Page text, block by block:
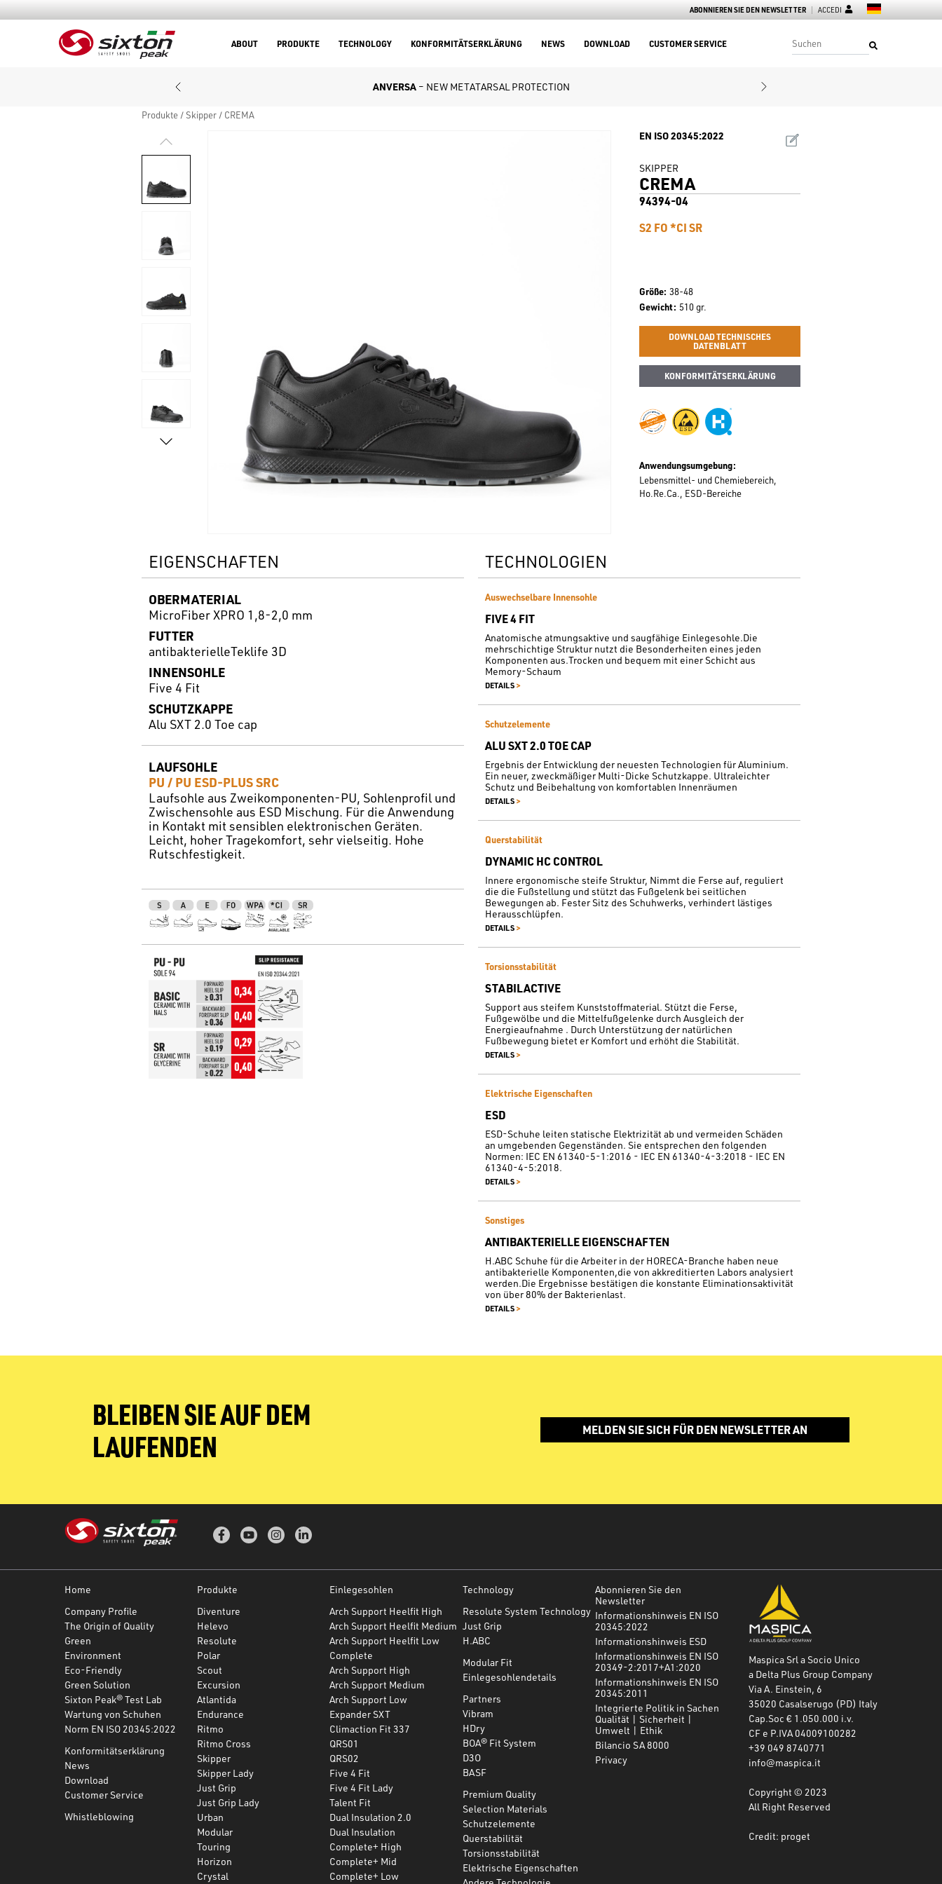
ABONNIEREN SIE DEN NEWSLETTER ACCEDI
ABOUT PRODUKTE TECHNOLOGY KONFORMITÄTSERKLÄRUNG NEWS DOWNLOAD CUSTOMER SERVICE
ANVERSA – NEW METATARSAL PROTECTION
Produkte Skipper CREMA
EN ISO 20345:2022
SKIPPER
CREMA
94394-04
S2 FO *CI SR
Größe 38-48
Gewicht 510 gr.
DOWNLOAD TECHNISCHES
DATENBLATT
KONFORMITÄTSERKLÄRUNG
Anwendungsumgebung
Lebensmittel- und Chemiebereich
Ho.Re.Ca. ESD-Bereiche
EIGENSCHAFTEN
OBERMATERIAL
MicroFiber XPRO 1,8-2,0 mm
FUTTER
antibakterielleTeklife 3D
INNENSOHLE
Five 4 Fit
SCHUTZKAPPE
Alu SXT 2.0 Toe cap
LAUFSOHLE
PU / PU ESD-PLUS SRC
Laufsohle aus Zweikomponenten-PU, Sohlenprofil und
Zwischensohle aus ESD Mischung. Für die Anwendung
in Kontakt mit sensiblen elektronischen Geräten.
Leicht, hoher Tragekomfort, sehr vielseitig. Hohe
Rutschfestigkeit.
TECHNOLOGIEN
Auswechselbare Innensohle
FIVE 4 FIT
Anatomische atmungsaktive und saugfähige Einlegesohle.Die
mehrschichtige Struktur nutzt die Besonderheiten eines jeden
Komponenten aus.Trocken und bequem mit einer Schicht aus
Memory-Schaum
DETAILS >
Schutzelemente
ALU SXT 2.0 TOE CAP
Ergebnis der Entwicklung der neuesten Technologien für Aluminium.
Ein neuer, zweckmäßiger Multi-Dicke Schutzkappe. Ultraleichter
Schutz und Beibehaltung von komfortablen Innenräumen
DETAILS >
Querstabilität
DYNAMIC HC CONTROL
Innere ergonomische steife Struktur, Nimmt die Ferse auf, reguliert
die die Fußstellung und stützt das Fußgelenk bei seitlichen
Bewegungen ab. Fester Sitz des Schuhwerks, verhindert lästiges
Herausschlüpfen.
DETAILS >
Torsionsstabilität
STABILACTIVE
Support aus steifem Kunststoffmaterial. Stützt die Ferse,
Fußgewölbe und die Mittelfußgelenke durch Ausgleich der
Energieaufnahme . Durch Unterstützung der natürlichen
Fußbewegung bietet er Komfort und erhöht die Stabilität.
DETAILS >
Elektrische Eigenschaften
ESD
ESD-Schuhe leiten statische Elektrizität ab und vermeiden Schäden
an umgebenden Gegenständen. Sie entsprechen den folgenden
Normen: IEC EN 61340-5-1:2016 - IEC EN 61340-4-3:2018 - IEC EN
61340-4-5:2018.
DETAILS >
Sonstiges
ANTIBAKTERIELLE EIGENSCHAFTEN
H.ABC Schuhe für die Arbeiter in der HORECA-Branche haben neue
antibakterielle Komponenten,die von akkreditierten Labors analysiert
werden.Die Ergebnisse bestätigen die konstante Eliminationsaktivität
von über 80% der Bakterienlast.
DETAILS >
BLEIBEN SIE AUF DEM
LAUFENDEN
MELDEN SIE SICH FÜR DEN NEWSLETTER AN
Home
Company Profile
The Origin of Quality
Green
Environment
Eco-Friendly
Green Solution
Sixton Peak® Test Lab
Wartung von Schuhen
Norm EN ISO 20345:2022
Konformitätserklärung
News
Download
Customer Service
Whistleblowing
Produkte
Diventure
Helevo
Resolute
Polar
Scout
Excursion
Atlantida
Endurance
Ritmo
Ritmo Cross
Skipper
Skipper Lady
Just Grip
Just Grip Lady
Urban
Modular
Touring
Horizon
Crystal
Einlegesohlen
Arch Support Heelfit High
Arch Support Heelfit Medium
Arch Support Heelfit Low
Complete
Arch Support High
Arch Support Medium
Arch Support Low
Expander SXT
Climaction Fit 337
QRS01
QRS02
Five 4 Fit
Five 4 Fit Lady
Talent Fit
Dual Insulation 2.0
Dual Insulation
Complete+ High
Complete+ Mid
Complete+ Low
Technology
Resolute System Technology
Just Grip
H.ABC
Modular Fit
Einlegesohlendetails
Partners
Vibram
HDry
BOA® Fit System
D3O
BASF
Premium Quality
Selection Materials
Schutzelemente
Querstabilität
Torsionsstabilität
Elektrische Eigenschaften
Abonnieren Sie den
Newsletter
Informationshinweis EN ISO
20345:2022
Informationshinweis ESD
Informationshinweis EN ISO
20349-2:2017+A1:2020
Informationshinweis EN ISO
20345:2011
Integrierte Politik in Sachen
Qualität | Sicherheit |
Umwelt | Ethik
Bilancio SA 8000
Privacy
Maspica Srl a Socio Unico
a Delta Plus Group Company
Via A. Einstein, 6
35020 Casalserugo (PD) Italy
Cap.Soc € 1.050.000 i.v.
CF e P.IVA 04009100282
+39 049 8740771
info@maspica.it
Copyright © 2023
All Right Reserved
Credit: proget